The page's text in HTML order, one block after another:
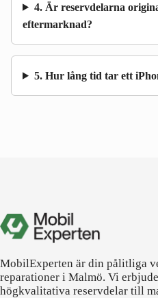
4. Är reservdelarna
eftermarknad?
5. Hur lång tid tar ett
MobilExperten är din pålitliga
reparationer i Malmö. Vi
högkvalitativa reservdelar till